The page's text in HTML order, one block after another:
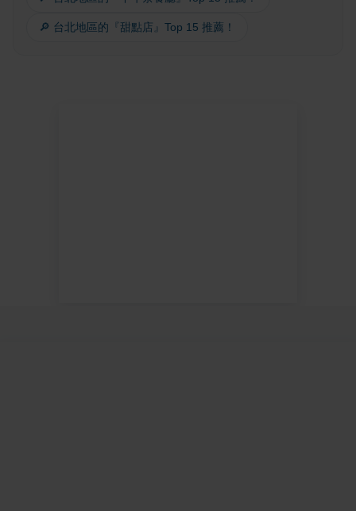
🔎 台北地區的『甜點店』Top 15 推薦！